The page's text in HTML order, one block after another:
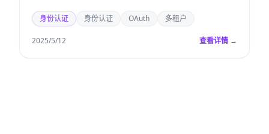
身份认证 身份认证 OAuth 多租户
2025/5/12 查看详情 →